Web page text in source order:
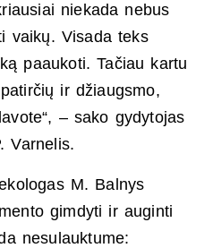
niekada nebus
vaikų. Visada teks
paaukoti. Tačiau kartu
ir džiaugsmo,
– sako gydytojas
Varnelis.
M. Balnys
gimdyti ir auginti
nesulauktume: